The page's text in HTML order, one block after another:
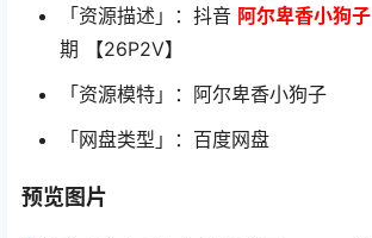
「资源描述」：抖音 阿尔卑香小狗子
期 【26P2V】
「资源模特」：阿尔卑香小狗子
「网盘类型」：百度网盘
预览图片